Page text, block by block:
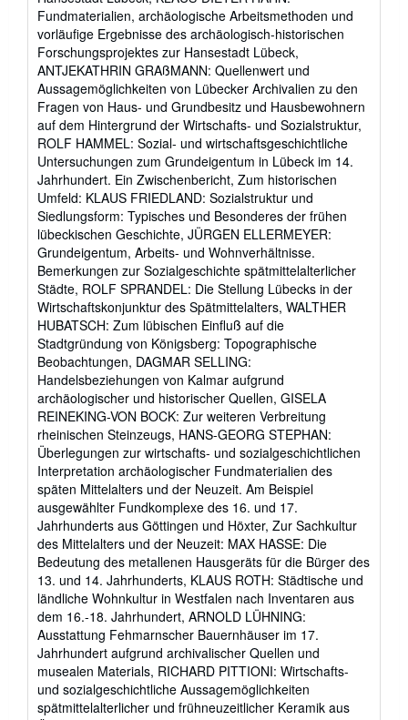
stars
Fundmaterialien, archäologische Arbeitsmethoden und
vorläufige Ergebnisse des archäologisch-historischen
Forschungsprojektes zur Hansestadt Lübeck,
ANTJEKATHRIN GRAßMANN: Quellenwert und
Aussagemöglichkeiten von Lübecker Archivalien zu den
Fragen von Haus- und Grundbesitz und Hausbewohnern
auf dem Hintergrund der Wirtschafts- und Sozialstruktur,
ROLF HAMMEL: Sozial- und wirtschaftsgeschichtliche
Untersuchungen zum Grundeigentum in Lübeck im 14.
Jahrhundert. Ein Zwischenbericht, Zum historischen
Umfeld: KLAUS FRIEDLAND: Sozialstruktur und
Siedlungsform: Typisches und Besonderes der frühen
lübeckischen Geschichte, JÜRGEN ELLERMEYER:
Grundeigentum, Arbeits- und Wohnverhältnisse.
Bemerkungen zur Sozialgeschichte spätmittelalterlicher
Städte, ROLF SPRANDEL: Die Stellung Lübecks in der
Wirtschaftskonjunktur des Spätmittelalters, WALTHER
HUBATSCH: Zum lübischen Einfluß auf die
Stadtgründung von Königsberg: Topographische
Beobachtungen, DAGMAR SELLING:
Handelsbeziehungen von Kalmar aufgrund
archäologischer und historischer Quellen, GISELA
REINEKING-VON BOCK: Zur weiteren Verbreitung
rheinischen Steinzeugs, HANS-GEORG STEPHAN:
Überlegungen zur wirtschafts- und sozialgeschichtlichen
Interpretation archäologischer Fundmaterialien des
späten Mittelalters und der Neuzeit. Am Beispiel
ausgewählter Fundkomplexe des 16. und 17.
Jahrhunderts aus Göttingen und Höxter, Zur Sachkultur
des Mittelalters und der Neuzeit: MAX HASSE: Die
Bedeutung des metallenen Hausgeräts für die Bürger des
13. und 14. Jahrhunderts, KLAUS ROTH: Städtische und
ländliche Wohnkultur in Westfalen nach Inventaren aus
dem 16.-18. Jahrhundert, ARNOLD LÜHNING:
Ausstattung Fehmarnscher Bauernhäuser im 17.
Jahrhundert aufgrund archivalischer Quellen und
musealen Materials, RICHARD PITTIONI: Wirtschafts-
und sozialgeschichtliche Aussagemöglichkeiten
spätmittelalterlicher und frühneuzeitlicher Keramik aus